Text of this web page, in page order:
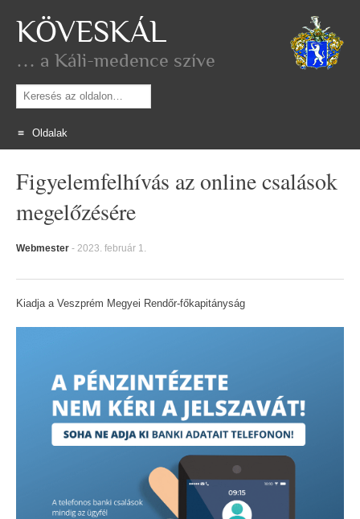
KÖVESKÁL
… a Káli-medence szíve
Keresés
Oldalak
content
Figyelemfelhívás az online csalások
megelőzésére
Webmester - 2023. február 1.
Kiadja a Veszprém Megyei Rendőr-főkapitányság